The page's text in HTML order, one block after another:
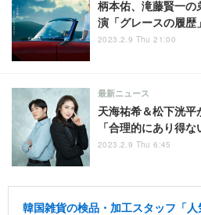
柄本佑、滝藤賢一
演「グレースの履歴」
2023.2.9 Thu 21:00
天海祐希＆松下洸平
「合理的にあり得
最新ニュース
2023.2.9 Thu 6:45
韓国雑貨の検品・加工スタッフ「